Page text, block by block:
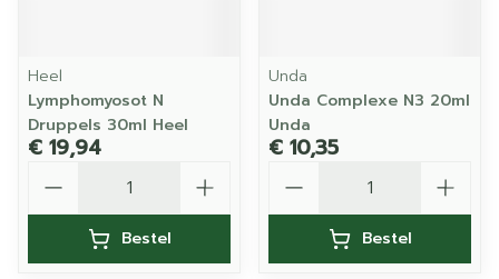
Heel
Lymphomyosot N
Druppels 30ml Heel
€ 19,94
Bestel
Unda
Unda Complexe N3 20ml
Unda
€ 10,35
Bestel